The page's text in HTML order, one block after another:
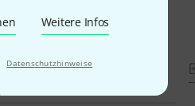
Weitere Infos
Datenschutzhinweise
Vergleichen